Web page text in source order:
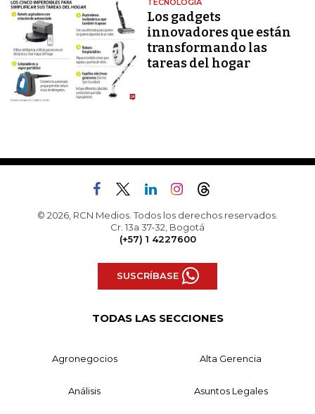
Los gadgets
innovadores que están
transformando las
tareas del hogar
© 2026, RCN Medios. Todos los derechos reservados.
Cr. 13a 37-32, Bogotá
(+57) 1 4227600
SUSCRÍBASE
TODAS LAS SECCIONES
Agronegocios Alta Gerencia
Análisis Asuntos Legales